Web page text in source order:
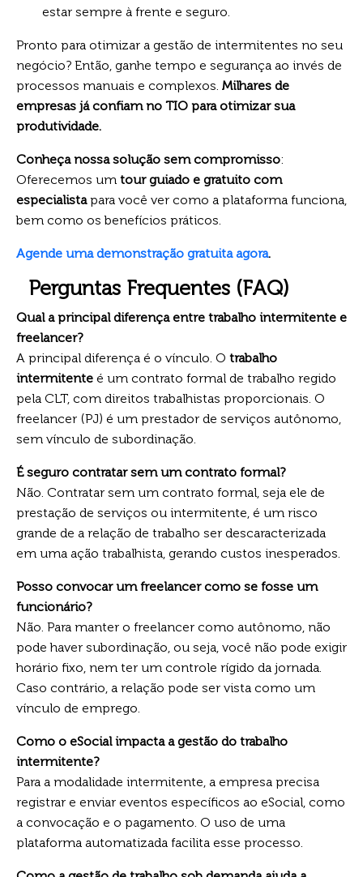
estar sempre à frente e seguro.
Pronto para otimizar a gestão de intermitentes no seu
negócio? Então, ganhe tempo e segurança ao invés de
processos manuais e complexos. Milhares de
empresas já confiam no TIO para otimizar sua
produtividade.
Conheça nossa solução sem compromisso:
Oferecemos um tour guiado e gratuito com
especialistapara você ver como a plataforma funciona,
bem como os benefícios práticos.
Agende uma demonstração gratuita agora.
Perguntas Frequentes (FAQ)
Qual a principal diferença entre trabalho intermitente e
freelancer?
A principal diferença é o vínculo. O trabalho
intermitente é um contrato formal de trabalho regido
pela CLT, com direitos trabalhistas proporcionais. O
freelancer (PJ) é um prestador de serviços autônomo,
sem vínculo de subordinação.
É seguro contratar sem um contrato formal?
Não. Contratar sem um contrato formal, seja ele de
prestação de serviços ou intermitente, é um risco
grande de a relação de trabalho ser descaracterizada
em uma ação trabalhista, gerando custos inesperados.
Posso convocar um freelancer como se fosse um
funcionário?
Não. Para manter o freelancer como autônomo, não
pode haver subordinação, ou seja, você não pode exigir
horário fixo, nem ter um controle rígido da jornada.
Caso contrário, a relação pode ser vista como um
vínculo de emprego.
Como o eSocial impacta a gestão do trabalho
intermitente?
Para a modalidade intermitente, a empresa precisa
registrar e enviar eventos específicos ao eSocial, como
a convocação e o pagamento. O uso de uma
plataforma automatizada facilita esse processo.